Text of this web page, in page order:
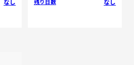
なし 残り日数 なし